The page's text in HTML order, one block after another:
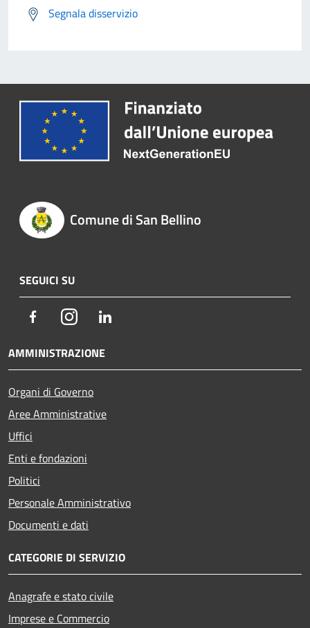
Segnala disservizio
Comune di San Bellino
SEGUICI SU
FacebookInstagram
AMMINISTRAZIONE
Organi di Governo
Aree Amministrative
Uffici
Enti e fondazioni
Politici
Personale Amministrativo
Documenti e dati
CATEGORIE DI SERVIZIO
Anagrafe e stato civile
Imprese e Commercio